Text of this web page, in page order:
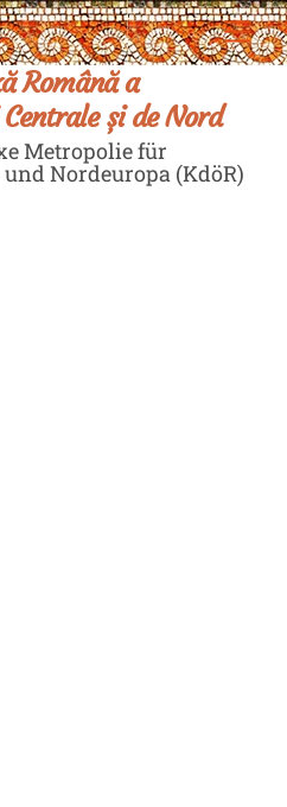
Română a
și de Nord
Metropolie für
Nordeuropa (KdöR)